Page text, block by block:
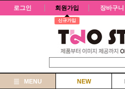
로그인 회원가입
신규가입
장바구니
MENU NEW